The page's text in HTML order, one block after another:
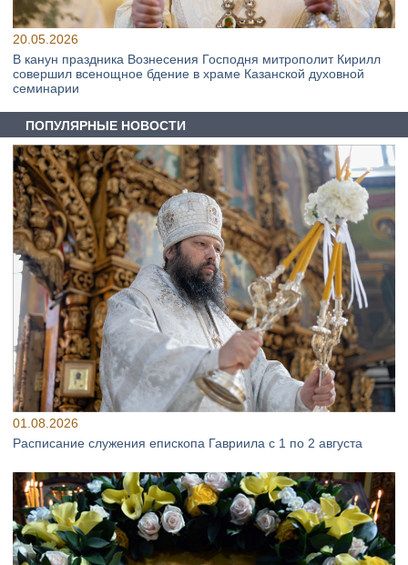
20.05.2026
В канун праздника Вознесения Господня митрополит Кирилл
совершил всенощное бдение в храме Казанской духовной
семинарии
ПОПУЛЯРНЫЕ НОВОСТИ
01.08.2026
Расписание служения епископа Гавриила с 1 по 2 августа